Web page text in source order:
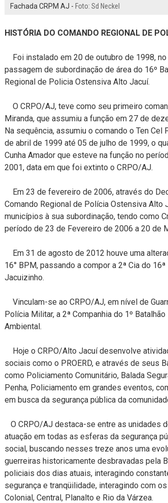
Fachada CRPM AJ - Foto: Sd Neckel
HISTÓRIA DO COMANDO REGIONAL DE
Foi instalado em 20 de outubro de 1998,
passagem de subordinação de área do 16º
Regional de Policia Ostensiva Alto Jacuí.
O CRPO/AJ, teve como seu primeiro
Miranda, que assumiu a função em 27 de
Na sequência, assumiu o comando o Ten
de abril de 1999 até 05 de julho de 1999, o
Cunha Amador que esteve na função no
2001, data em que foi extinto o CRPO/AJ.
Em 23 de fevereiro de 2006, através do
Comando Regional de Polícia Ostensiva Alto
municípios à sua subordinação, tendo como
período de 23 de Fevereiro de 2006 a 20 de
Em 31 de agosto de 2012 houve uma
16° BPM, passando a compor a 2ª Cia do
Jacuizinho.
Vinculam-se ao CRPO/AJ, em nível de
Polícia Militar, a 2ª Companhia do 1º
Ambiental.
Hoje o CRPO/Alto Jacuí desenvolve
sociais como o PROERD, e através de seus
como Policiamento Comunitário, Balada
Penha, Policiamento em grandes eventos,
em busca da segurança pública da
O CRPO/AJ destaca-se entre as unidades
atuação em todas as esferas da segurança
social, buscando nesses treze anos uma
guerreiras historicamente desbravadas pela
policiais dos dias atuais, interagindo
segurança e tranqüilidade, interagindo com
Colonial, Central, Planalto e Rio da Várzea.